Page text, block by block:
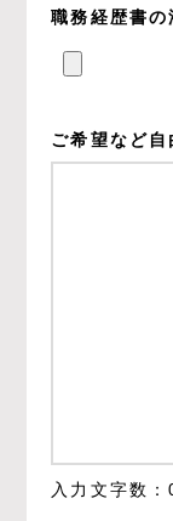
職務経歴書の
ご希望など
入力文字数：